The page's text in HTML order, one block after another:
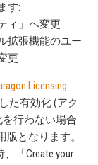
す:
ィ」へ変更
拡張機能のユー
更
Licensing
た有効化 (アク
行わない場合
となります。
、「Create your